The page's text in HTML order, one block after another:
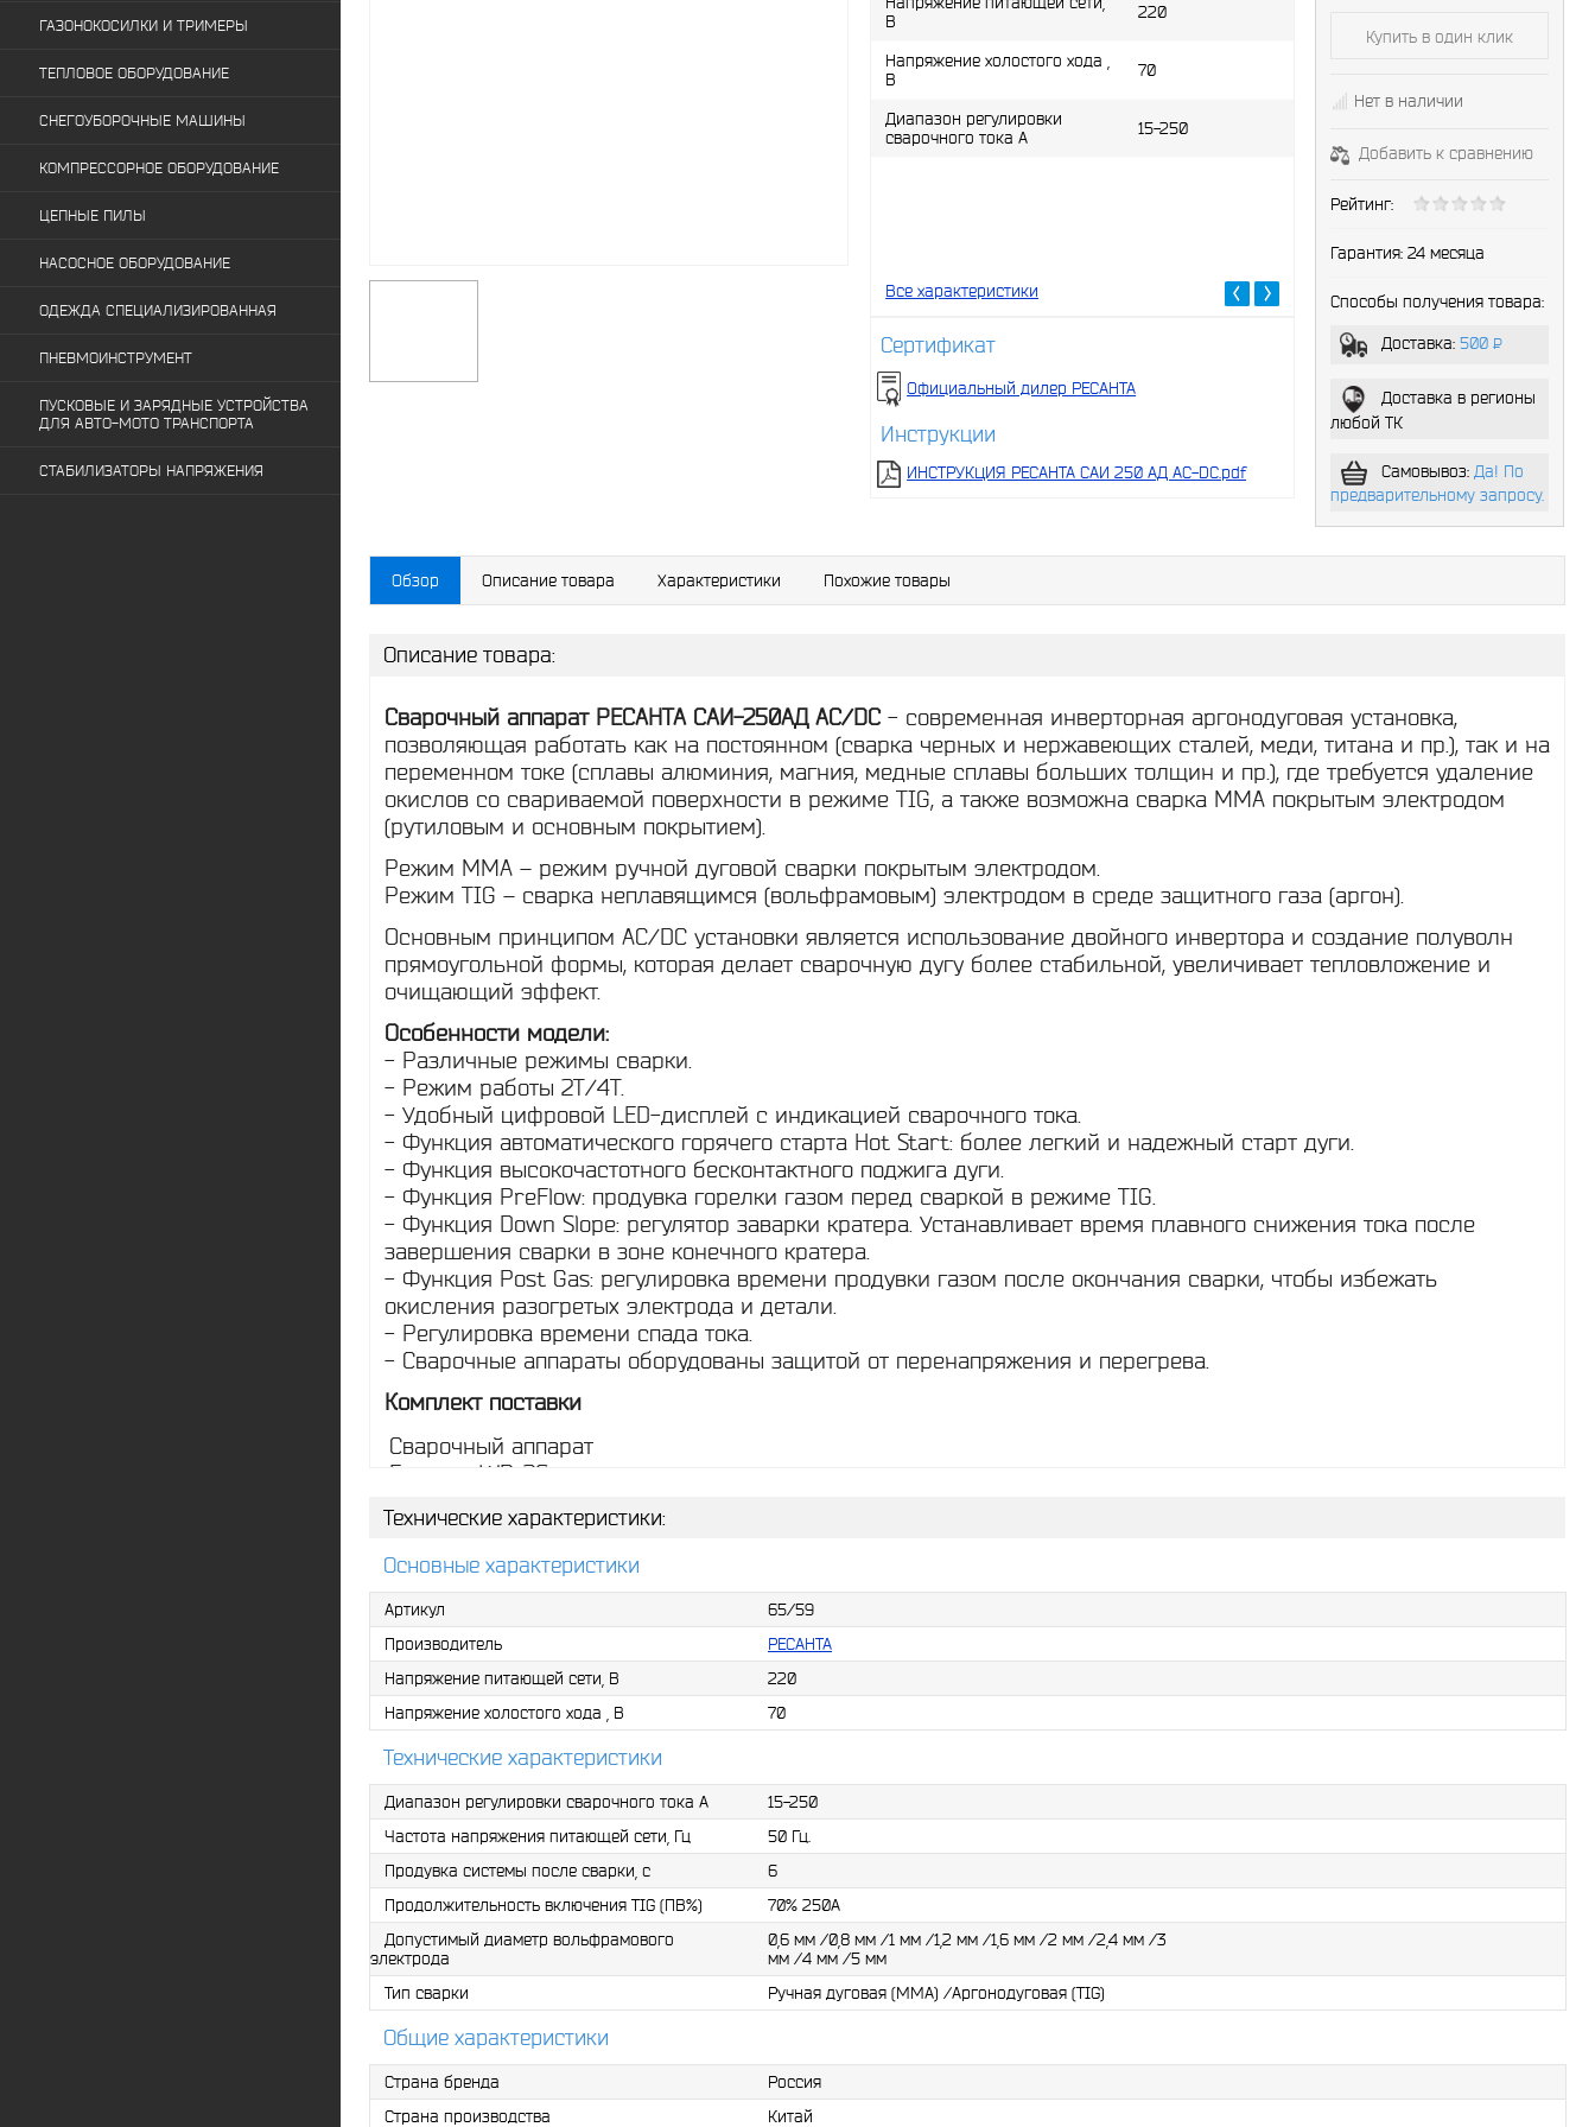
ГАЗОНОКОСИЛКИ И ТРИМЕРЫ
ТЕПЛОВОЕ ОБОРУДОВАНИЕ
СНЕГОУБОРОЧНЫЕ МАШИНЫ
КОМПРЕССОРНОЕ ОБОРУДОВАНИЕ
ЦЕПНЫЕ ПИЛЫ
НАСОСНОЕ ОБОРУДОВАНИЕ
ОДЕЖДА СПЕЦИАЛИЗИРОВАННАЯ
ПНЕВМОИНСТРУМЕНТ
ПУСКОВЫЕ И ЗАРЯДНЫЕ УСТРОЙСТВА
ДЛЯ АВТО-МОТО ТРАНСПОРТА
СТАБИЛИЗАТОРЫ НАПРЯЖЕНИЯ
В
220
Напряжение холостого хода ,
В
70
Диапазон регулировки
сварочного тока A
15-250
Продолжительность
Все характеристики
Сертификат
Официальный дилер РЕСАНТА
Инструкции
ИНСТРУКЦИЯ РЕСАНТА САИ 250 АД AC-DC.pdf
Купить в один клик
Нет в наличии
Добавить к сравнению
Рейтинг:
Гарантия: 24 месяца
Способы получения товара:
Доставка: 500P
-
Доставка в регионы
любой ТК
Самовывоз: Да! По
предварительному запросу.
Обзор Описание товара Характеристики Похожие товары
Описание товара:
Сварочный аппарат РЕСАНТА САИ-250АД AC/DC- современная инверторная аргонодуговая установка,
позволяющая работать как на постоянном (сварка черных и нержавеющих сталей, меди, титана и пр.), так и на
переменном токе (сплавы алюминия, магния, медные сплавы больших толщин и пр.), где требуется удаление
окислов со свариваемой поверхности в режиме TIG, а также возможна сварка ММА покрытым электродом
(рутиловым и основным покрытием).
Режим ММА – режим ручной дуговой сварки покрытым электродом.
Режим TIG – сварка неплавящимся (вольфрамовым) электродом в среде защитного газа (аргон).
Основным принципом AC/DC установки является использование двойного инвертора и создание полуволн
прямоугольной формы, которая делает сварочную дугу более стабильной, увеличивает тепловложение и
очищающий эффект.
Особенности модели:
- Различные режимы сварки.
- Режим работы 2Т/4Т.
- Удобный цифровой LED-дисплей с индикацией сварочного тока.
- Функция автоматического горячего старта Hot Start: более легкий и надежный старт дуги.
- Функция высокочастотного бесконтактного поджига дуги.
- Функция PreFlow: продувка горелки газом перед сваркой в режиме TIG.
- Функция Down Slope: регулятор заварки кратера. Устанавливает время плавного снижения тока после
завершения сварки в зоне конечного кратера.
- Функция Post Gas: регулировка времени продувки газом после окончания сварки, чтобы избежать
окисления разогретых электрода и детали.
- Регулировка времени спада тока.
- Сварочные аппараты оборудованы защитой от перенапряжения и перегрева.
Комплект поставки
Сварочный аппарат
Горелка WP-26
Электрододержатель 3 м.
Сопло номер 5 (8,0мм).
Сопло номер 6 (9,8м)
Сопло номер 7 (11,2мм)
Короткий хвостовик – 1 шт в комплекте
Цанги – 2 шт
Электрод WC-20 2,4 мм
Паспорт
Технические характеристики:
Основные характеристики
Артикул
65/59
Производитель
РЕСАНТА
Напряжение питающей сети, В
220
Напряжение холостого хода , В
70
Технические характеристики
Диапазон регулировки сварочного тока A
15-250
Частота напряжения питающей сети, Гц
50 Гц.
Продувка системы после сварки, с
6
Продолжительность включения TIG (ПВ%)
70% 250А
Допустимый диаметр вольфрамового
электрода
0,6 мм /0,8 мм /1 мм /1,2 мм /1,6 мм /2 мм /2,4 мм /3
мм /4 мм /5 мм
Тип сварки
Ручная дуговая (MMA) /Аргонодуговая (TIG)
Общие характеристики
Страна бренда
Россия
Страна производства
Китай